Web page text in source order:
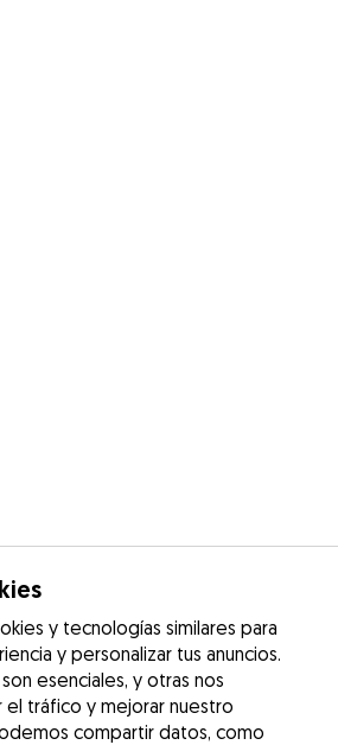
y tecnologías similares para
y personalizar tus anuncios.
esenciales, y otras nos
el tráfico y mejorar nuestro
compartir datos, como